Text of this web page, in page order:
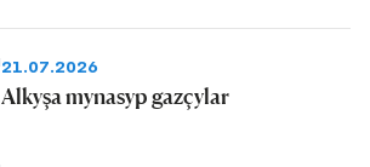
21.07.2026
Alkyşa mynasyp gazçylar